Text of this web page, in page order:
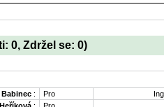
0, Zdržel se: 0)
Babinec : Pro